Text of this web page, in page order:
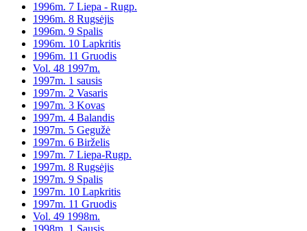
1996m. 7 Liepa - Rugp.
1996m. 8 Rugsėjis
1996m. 9 Spalis
1996m. 10 Lapkritis
1996m. 11 Gruodis
Vol. 48 1997m.
1997m. 1 sausis
1997m. 2 Vasaris
1997m. 3 Kovas
1997m. 4 Balandis
1997m. 5 Gegužė
1997m. 6 Birželis
1997m. 7 Liepa-Rugp.
1997m. 8 Rugsėjis
1997m. 9 Spalis
1997m. 10 Lapkritis
1997m. 11 Gruodis
Vol. 49 1998m.